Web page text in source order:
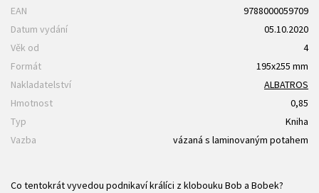
EAN
9788000059709
Datum vydání
05.10.2020
Věk od
4
Formát
195x255 mm
Nakladatelství
ALBATROS
Hmotnost
0,85
Typ
Kniha
Vazba
vázaná s laminovaným potahem
Co tentokrát vyvedou podnikaví králíci z klobouku Bob a Bobek?